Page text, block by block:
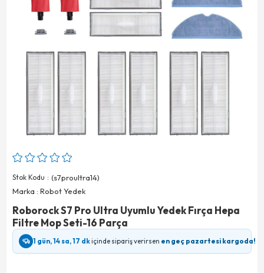
Stok Kodu
(s7proultra14)
Marka : Robot Yedek
Roborock S7 Pro Ultra Uyumlu Yedek Fırça Hepa
Filtre Mop Seti-16 Parça
1 gün, 14 sa, 17 dkiçinde sipariş verirsen en geç pazartesi kargoda!